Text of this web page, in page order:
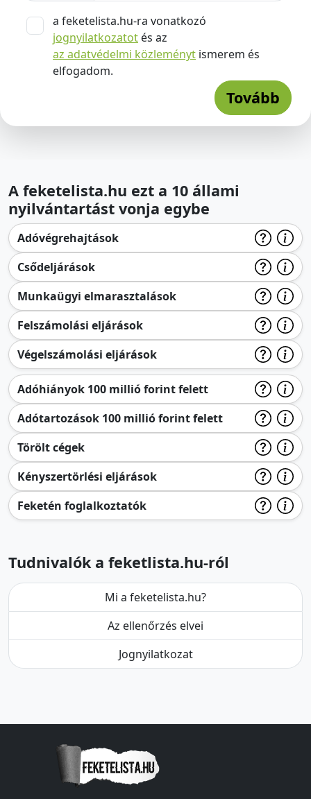
a feketelista.hu-ra vonatkozó
jognyilatkozatot és az
az adatvédelmi közleményt ismerem és
elfogadom.
Tovább
A feketelista.hu ezt a 10 állami
nyilvántartást vonja egybe
Adóvégrehajtások
Csődeljárások
Munkaügyi elmarasztalások
Felszámolási eljárások
Végelszámolási eljárások
Adóhiányok 100 millió forint felett
Adótartozások 100 millió forint felett
Törölt cégek
Kényszertörlési eljárások
Feketén foglalkoztatók
Tudnivalók a feketlista.hu-ról
Mi a feketelista.hu?
Az ellenőrzés elvei
Jognyilatkozat